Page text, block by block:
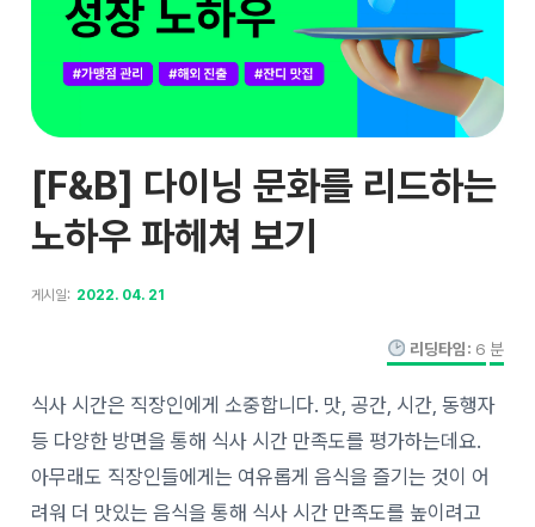
[F&B] 다이닝 문화를 리드하는
노하우 파헤쳐 보기
게시일: 2022. 04. 21
리딩타임: 6 분
식사 시간은 직장인에게 소중합니다. 맛, 공간, 시간, 동행자
등 다양한 방면을 통해 식사 시간 만족도를 평가하는데요.
아무래도 직장인들에게는 여유롭게 음식을 즐기는 것이 어
려워 더 맛있는 음식을 통해 식사 시간 만족도를 높이려고